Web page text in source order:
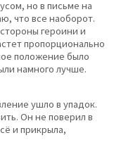
но в письме на
что все наоборот.
героини и
пропорционально
положение было
намного лучше.
ушло в упадок.
Он не поверил в
и прикрыла,